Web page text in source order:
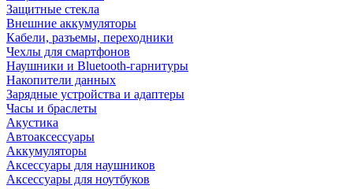
Защитные стекла
Внешние аккумуляторы
Кабели, разъемы, переходники
Чехлы для смартфонов
Наушники и Bluetooth-гарнитуры
Накопители данных
Зарядные устройства и адаптеры
Часы и браслеты
Акустика
Автоаксессуары
Аккумуляторы
Аксессуары для наушников
Аксессуары для ноутбуков